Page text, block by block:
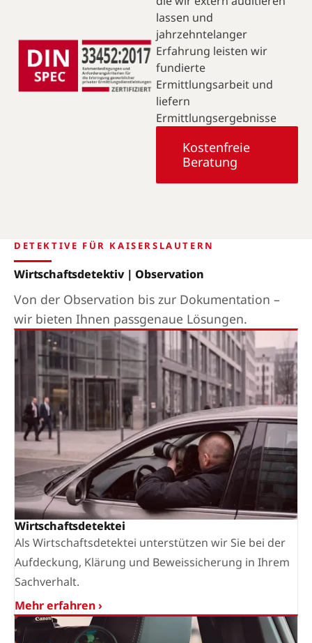
lassen und
jahrzehntelanger
Erfahrung leisten wir
fundierte
Ermittlungsarbeit und
liefern
Ermittlungsergebnisse
Kostenfreie
Beratung
DETEKTIVE FÜR KAISERSLAUTERN
Wirtschaftsdetektiv | Observation
Von der Observation bis zur Dokumentation –
wir bieten Ihnen passgenaue Lösungen.
Wirtschaftsdetektei
Als Wirtschaftsdetektei unterstützen wir Sie bei der
Aufdeckung, Klärung und Beweissicherung in Ihrem
Sachverhalt.
Mehr erfahren ›